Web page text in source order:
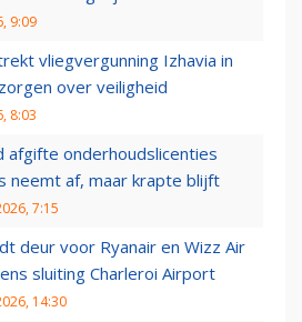
9:09
vliegvergunning Izhavia in
over veiligheid
8:03
afgifte onderhoudslicenties
neemt af, maar krapte blijft
7:15
deur voor Ryanair en Wizz Air
sluiting Charleroi Airport
14:30